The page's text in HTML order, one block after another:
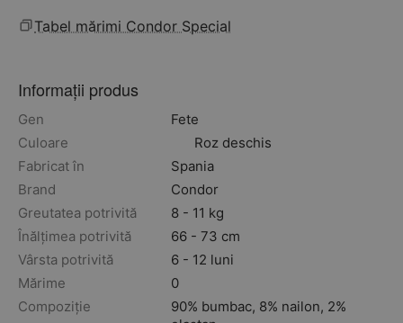
Tabel mărimi Condor Special
Informații produs
Gen
Fete
Culoare
Roz deschis
Fabricat în
Spania
Brand
Condor
Greutatea potrivită
8 - 11 kg
Înălțimea potrivită
66 - 73 cm
Vârsta potrivită
6 - 12 luni
Mărime
0
Compoziție
90% bumbac, 8% nailon, 2%